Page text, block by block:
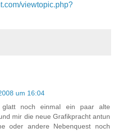
viewtopic.php?
um 16:04
noch einmal ein paar alte
mir die neue Grafikpracht antun
oder andere Nebenquest noch